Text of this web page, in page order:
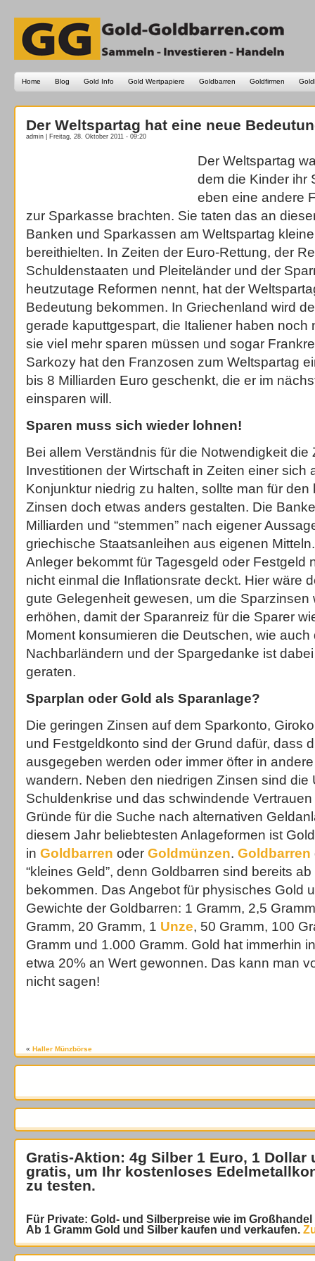
Home Blog Gold Info Gold Wertpapiere Goldbarren Goldfirmen
Der Weltspartag hat eine neue
admin | Freitag, 28. Oktober 2011 - 09:20
Der Weltspartag
dem die Kinder ihr
eben eine andere
zur Sparkasse brachten. Sie taten das an
Banken und Sparkassen am Weltspartag
bereithielten. In Zeiten der Euro-Rettung, der
Schuldenstaaten und Pleiteländer und der
heutzutage Reformen nennt, hat der
Bedeutung bekommen. In Griechenland wird
gerade kaputtgespart, die Italiener haben noch
sie viel mehr sparen müssen und sogar
Sarkozy hat den Franzosen zum Weltspartag
bis 8 Milliarden Euro geschenkt, die er im
einsparen will.
Sparen muss sich wieder lohnen!
Bei allem Verständnis für die Notwendigkeit die
Investitionen der Wirtschaft in Zeiten einer sich
Konjunktur niedrig zu halten, sollte man für den
Zinsen doch etwas anders gestalten. Die
Milliarden und “stemmen” nach eigener
griechische Staatsanleihen aus eigenen
Anleger bekommt für Tagesgeld oder Festgeld
nicht einmal die Inflationsrate deckt. Hier wäre
gute Gelegenheit gewesen, um die Sparzinsen
erhöhen, damit der Sparanreiz für die Sparer
Moment konsumieren die Deutschen, wie auch
Nachbarländern und der Spargedanke ist
geraten.
Sparplan oder Gold als Sparanlage?
Die geringen Zinsen auf dem Sparkonto,
und Festgeldkonto sind der Grund dafür, dass
ausgegeben werden oder immer öfter in
wandern. Neben den niedrigen Zinsen sind die
Schuldenkrise und das schwindende
Gründe für die Suche nach alternativen
diesem Jahr beliebtesten Anlageformen ist
in Goldbarren oder Goldmünzen. Goldbarren
“kleines Geld”, denn Goldbarren sind bereits
bekommen. Das Angebot für physisches Gold
Gewichte der Goldbarren: 1 Gramm, 2,5
Gramm, 20 Gramm, 1 Unze, 50 Gramm, 100
Gramm und 1.000 Gramm. Gold hat immerhin
etwa 20% an Wert gewonnen. Das kann man
nicht sagen!
« Haller Münzbörse
Gratis-Aktion: 4g Silber 1 Euro, 1 Dollar
gratis, um Ihr kostenloses
zu testen.
Für Private: Gold- und Silberpreise wie im
Ab 1 Gramm Gold und Silber kaufen und verkaufen.